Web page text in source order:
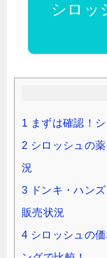
シロッ
1 まずは確認！
2 シロッシュの
況
3 ドンキ・ハン
販売状況
4 シロッシュの